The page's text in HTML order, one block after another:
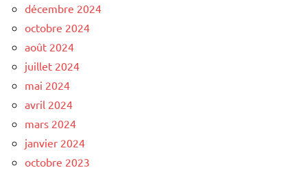
décembre 2024
octobre 2024
août 2024
juillet 2024
mai 2024
avril 2024
mars 2024
janvier 2024
octobre 2023